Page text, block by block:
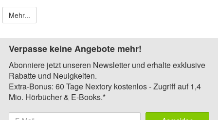
Mehr...
Verpasse keine Angebote mehr!
Abonniere jetzt unseren Newsletter und erhalte exklusive
Rabatte und Neuigkeiten.
Extra-Bonus: 60 Tage Nextory kostenlos - Zugriff auf 1,4
Mio. Hörbücher & E-Books.*